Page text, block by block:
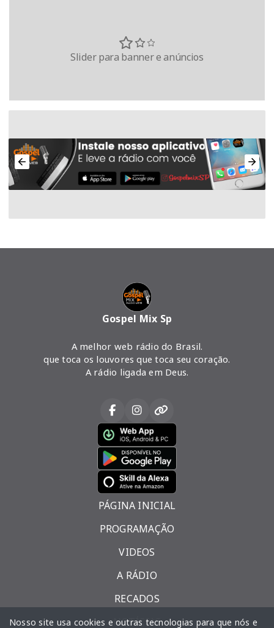
Slider para banner e anúncios
Gospel Mix Sp
A melhor web rádio do Brasil.
que toca os louvores que toca seu coração.
A rádio ligada em Deus.
PÁGINA INICIAL
PROGRAMAÇÃO
VIDEOS
A RÁDIO
RECADOS
NOTÍCIAS
Nosso site usa cookies e outras tecnologias para que nós e